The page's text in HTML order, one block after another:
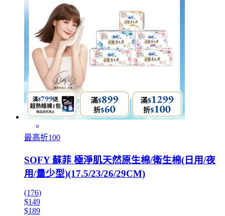
最高折100
SOFY 蘇菲 極淨肌天然原生棉/衛生棉(日用/夜
用/量少型)(17.5/23/26/29CM)
(176)
$149
$189